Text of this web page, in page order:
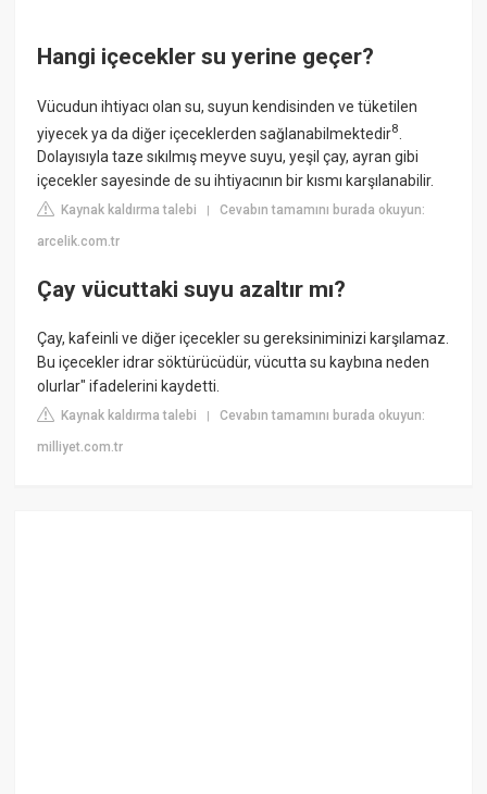
Hangi içecekler su yerine geçer?
Vücudun ihtiyacı olan su, suyun kendisinden ve tüketilen
yiyecek ya da diğer içeceklerden sağlanabilmektedir8
Dolayısıyla taze sıkılmış meyve suyu, yeşil çay, ayran gibi
içecekler sayesinde de su ihtiyacının bir kısmı karşılanabilir.
Kaynak kaldırma talebi |Cevabın tamamını burada okuyun:
arcelik.com.tr
Çay vücuttaki suyu azaltır mı?
Çay, kafeinli ve diğer içecekler su gereksiniminizi karşılamaz.
Bu içecekler idrar söktürücüdür, vücutta su kaybına neden
olurlar" ifadelerini kaydetti.
Kaynak kaldırma talebi |Cevabın tamamını burada okuyun:
milliyet.com.tr